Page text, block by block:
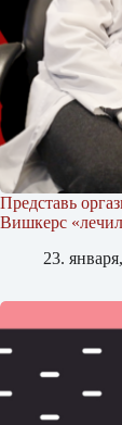
Представь
Вишкерс
23.